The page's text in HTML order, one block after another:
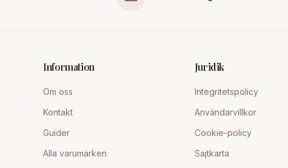
Information
Om oss
Kontakt
Guider
Alla varumärken
Juridik
Integritetspolicy
Användarvillkor
Cookie-policy
Sajtkarta